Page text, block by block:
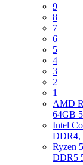
9
8
7
6
5
4
3
2
1
AMD
64GB
Intel
DDR4,
Ryzen
DDR5